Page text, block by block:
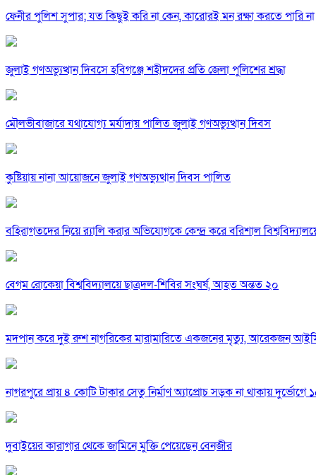
ফেনীর পুলিশ সুপার; যত কিছুই করি না কেন, কারোরই মন রক্ষা করতে পারি না
জুলাই গণঅভ্যুত্থান দিবসে হবিগঞ্জে শহীদদের প্রতি জেলা পুলিশের শ্রদ্ধা
মৌলভীবাজারে যথাযোগ্য মর্যাদায় পালিত জুলাই গণঅভ্যুত্থান দিবস
কুষ্টিয়ায় নানা আয়োজনে জুলাই গণঅভ্যুত্থান দিবস পালিত
বহিরাগতদের নিয়ে র‍্যালি করার অভিযোগকে কেন্দ্র করে বরিশাল
বেগম রোকেয়া বিশ্ববিদ্যালয়ে ছাত্রদল-শিবির সংঘর্ষ, আহত অন্তত ২০
মদপান করে দুই রুশ নাগরিকের মারামারিতে একজনের মৃত্যু, আরেকজন
নাগরপুরে প্রায় ৪ কোটি টাকার সেতু নির্মাণ অ্যাপ্রোচ সড়ক না থাকায় দুর্ভোগে
দুবাইয়ের কারাগার থেকে জামিনে মুক্তি পেয়েছেন বেনজীর